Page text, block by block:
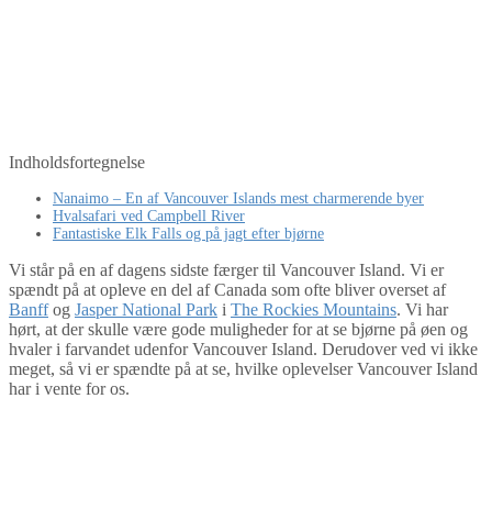
Indholdsfortegnelse
Nanaimo – En af Vancouver Islands mest charmerende byer
Hvalsafari ved Campbell River
Fantastiske Elk Falls og på jagt efter bjørne
Vi står på en af dagens sidste færger til Vancouver Island. Vi er
spændt på at opleve en del af Canada som ofte bliver overset af
Banffog Jasper National Park i The Rockies Mountains. Vi har
hørt, at der skulle være gode muligheder for at se bjørne på øen og
hvaler i farvandet udenfor Vancouver Island. Derudover ved vi ikke
meget, så vi er spændte på at se, hvilke oplevelser Vancouver Island
har i vente for os.